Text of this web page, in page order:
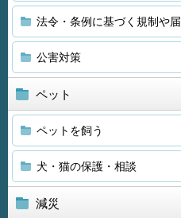
法令・条例に基づく規制や
公害対策
ペット
ペットを飼う
犬・猫の保護・相談
減災